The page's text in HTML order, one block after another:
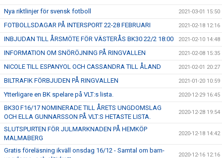
Nya riktlinjer för svensk fotboll 2021-03-01 15:50
FOTBOLLSDAGAR PÅ INTERSPORT 22-28 FEBRUARI 2021-02-18 12:16
INBJUDAN TILL ÅRSMÖTE FÖR VÄSTERÅS BK30 22/2 18:00 2021-02-10 14:48
INFORMATION OM SNÖRÖJNING PÅ RINGVALLEN 2021-02-08 15:35
NICOLE TILL ESPANYOL OCH CASSANDRA TILL ÅLAND 2021-02-01 20:27
BILTRAFIK FÖRBJUDEN PÅ RINGVALLEN 2021-01-20 10:59
Ytterligare en BK spelare på VLT:s lista. 2020-12-29 16:45
BK30 F16/17 NOMINERADE TILL ÅRETS UNGDOMSLAG
OCH ELLA GUNNARSSON PÅ VLT:S HETASTE LISTA.
2020-12-28 19:54
SLUTSPURTEN FÖR JULMARKNADEN PÅ HEMKÖP
MALMABERG
2020-12-18 14:42
Gratis föreläsning ikväll onsdag 16/12 - Samtal om barn-
2020-12-16 12:16